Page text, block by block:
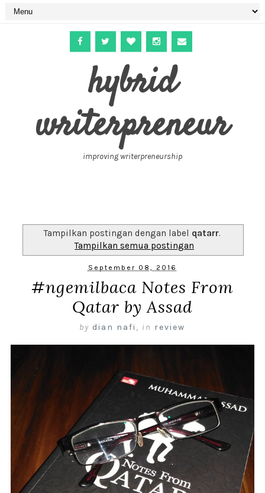
hybrid
writerpreneur
improving writerpreneurship
Tampilkan postingan dengan label qatarr.
Tampilkan semua postingan
September 08, 2016
#ngemilbaca Notes From
Qatar by Assad
by dian nafi , in review